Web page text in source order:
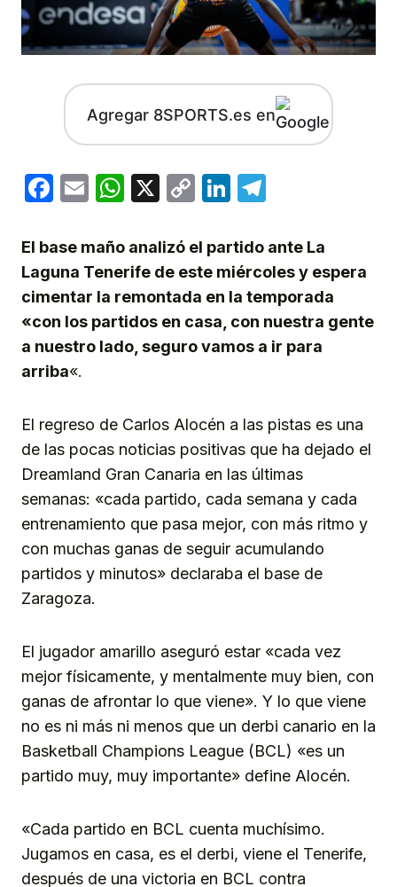
Agregar 8SPORTS.es en
Facebook
EmailWhatsApp
X
CopyLinkedIn
El base maño analizó el partido ante La
Laguna Tenerife de este miércoles y espera
cimentar la remontada en la temporada
«con los partidos en casa, con nuestra gente
a nuestro lado, seguro vamos a ir para
arriba«.
El regreso de Carlos Alocén a las pistas es una
de las pocas noticias positivas que ha dejado el
Dreamland Gran Canaria en las últimas
semanas: «cada partido, cada semana y cada
entrenamiento que pasa mejor, con más ritmo y
con muchas ganas de seguir acumulando
partidos y minutos» declaraba el base de
Zaragoza.
El jugador amarillo aseguró estar «cada vez
mejor físicamente, y mentalmente muy bien, con
ganas de afrontar lo que viene». Y lo que viene
no es ni más ni menos que un derbi canario en la
Basketball Champions League (BCL) «es un
partido muy, muy importante» define Alocén.
«Cada partido en BCL cuenta muchísimo.
Jugamos en casa, es el derbi, viene el Tenerife,
después de una victoria en BCL contra